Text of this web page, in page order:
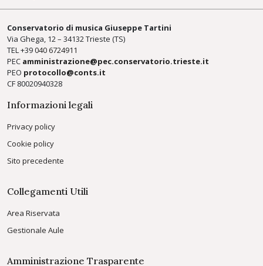
Conservatorio di musica Giuseppe Tartini
Via Ghega, 12 – 34132 Trieste (TS)
TEL +39040 6724911
PEC amministrazione@pec.conservatorio.trieste.it
PEO protocollo@conts.it
CF 80020940328
Informazioni legali
Privacy policy
Cookie policy
Sito precedente
Collegamenti Utili
Area Riservata
Gestionale Aule
Amministrazione Trasparente